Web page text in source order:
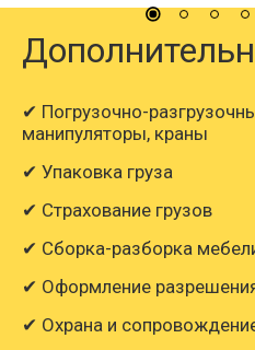
✔ Погрузочно-
манипуляторы, краны
✔ Упаковка груза
✔ Страхование грузов
✔ Сборка-разборка
✔ Оформление
✔ Охрана и